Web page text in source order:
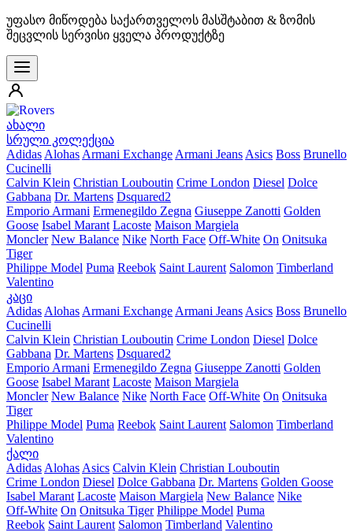
უფასო მიწოდება საქართველოს მასშტაბით & ზომის
შეცვლის სერვისი ყველა პროდუქტზე
ახალი
სრული კოლექცია
Adidas Alohas Armani Exchange Armani Jeans Asics Boss Brunello
Cucinelli
Calvin Klein Christian Louboutin Crime London Diesel Dolce
Gabbana Dr. Martens Dsquared2
Emporio Armani Ermenegildo Zegna Giuseppe Zanotti Golden
Goose Isabel Marant Lacoste Maison Margiela
Moncler New Balance Nike North Face Off-White On Onitsuka
Tiger
Philippe Model Puma Reebok Saint Laurent Salomon Timberland
Valentino
კაცი
Adidas Alohas Armani Exchange Armani Jeans Asics Boss Brunello
Cucinelli
Calvin Klein Christian Louboutin Crime London Diesel Dolce
Gabbana Dr. Martens Dsquared2
Emporio Armani Ermenegildo Zegna Giuseppe Zanotti Golden
Goose Isabel Marant Lacoste Maison Margiela
Moncler New Balance Nike North Face Off-White On Onitsuka
Tiger
Philippe Model Puma Reebok Saint Laurent Salomon Timberland
Valentino
ქალი
Adidas Alohas Asics Calvin Klein Christian Louboutin
Crime London Diesel Dolce Gabbana Dr. Martens Golden Goose
Isabel Marant Lacoste Maison Margiela New Balance Nike
Off-White On Onitsuka Tiger Philippe Model Puma
Reebok Saint Laurent Salomon Timberland Valentino